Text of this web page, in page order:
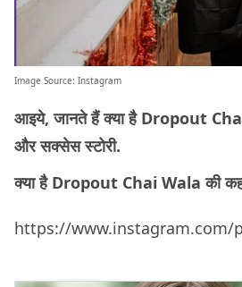
Image Source: Instagram
आइये, जानते हैं क्या है Dropout
और सक्सेस स्टोरी.
क्या है Dropout Chai Wala की
https://www.instagram.com/